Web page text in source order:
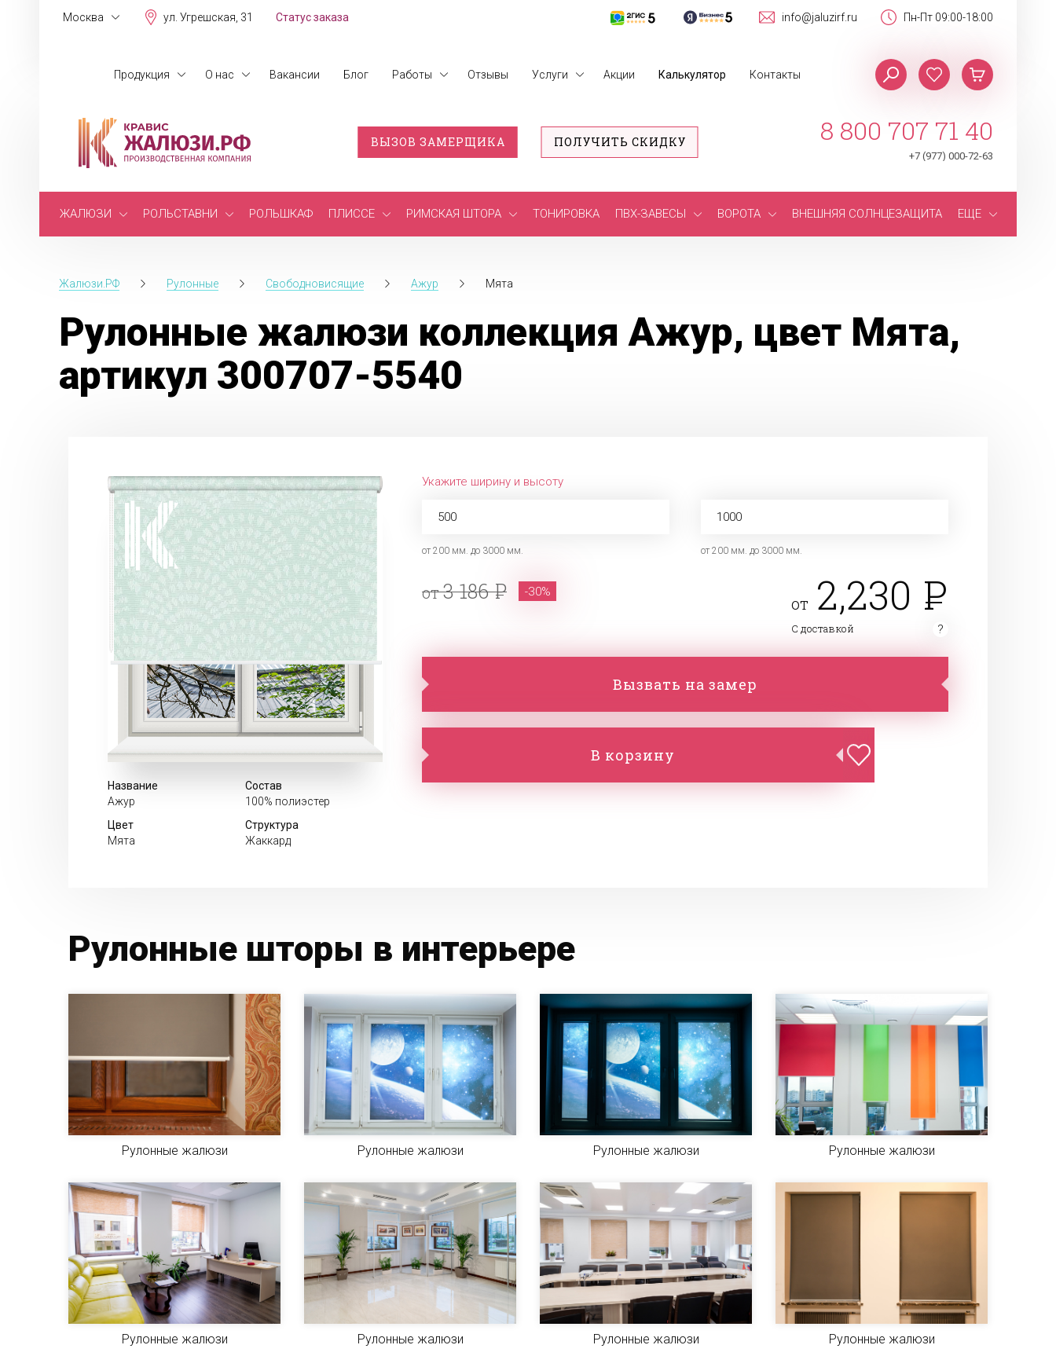
Москва ул. Угрешская, 31 Пн-Пт 09:00-18:00
info@jaluzirf.ru
Статус заказа
Продукция О нас Вакансии Блог Работы Отзывы Услуги Акции Калькулятор Контакты
ВЫЗОВ ЗАМЕРЩИКА ПОЛУЧИТЬ СКИДКУ 8 800 707 71 40
+7 (977) 000-72-63
ЖАЛЮЗИ РОЛЬСТАВНИ РОЛЬШКАФ ПЛИССЕ РИМСКАЯ ШТОРА ТОНИРОВКА ПВХ-ЗАВЕСЫ ВОРОТА ВНЕШНЯЯ СОЛНЦЕЗАЩИТА ЕЩЕ
Жалюзи.РФ Рулонные Свободновисящие Ажур Мята
Рулонные жалюзи коллекция Ажур, цвет Мята,
артикул 300707-5540
Название
Ажур
Состав
100% полиэстер
Цвет
Мята
Структура
Жаккард
Укажите ширину и высоту
от 200 мм. до 3000 мм. от 200 мм. до 3000 мм.
от3 186 -30%
от 2,230
С доставкой
Вызвать на замер
В корзину
Рулонные шторы в интерьере
Рулонные жалюзи Рулонные жалюзи Рулонные жалюзи Рулонные жалюзи
Рулонные жалюзи Рулонные жалюзи Рулонные жалюзи Рулонные жалюзи